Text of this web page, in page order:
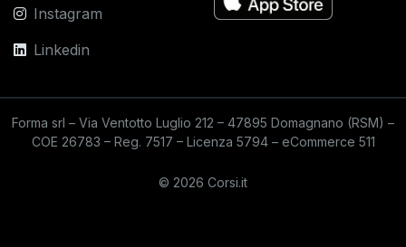
Instagram
Linkedin
Forma srl – Via Ventotto Luglio 212 – 47895 Domagnano (RSM) –
COE 26783 – Reg. 7517 – Licenza 5794 – eCommerce 511
© 2026 Corsi.it